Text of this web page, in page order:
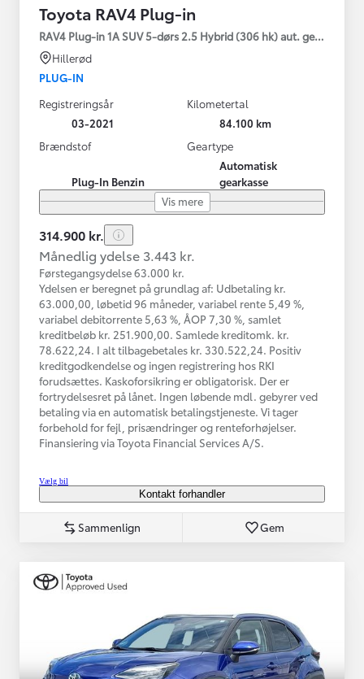
Toyota RAV4 Plug-in
RAV4 Plug-in 1A SUV 5-dørs 2.5 Hybrid (306 hk) aut. gear
Hillerød
PLUG-IN
Registreringsår
03-2021
Kilometertal
84.100 km
Brændstof
Plug-In Benzin
Geartype
Automatisk
gearkasse
Vis mere
314.900 kr.
Månedlig ydelse 3.443 kr.
Førstegangsydelse 63.000 kr.
Ydelsen er beregnet på grundlag af: Udbetaling kr.
63.000,00, løbetid 96 måneder, variabel rente 5,49 %,
variabel debitorrente 5,63 %, ÅOP 7,30 %, samlet
kreditbeløb kr. 251.900,00. Samlede kreditomk. kr.
78.622,24. I alt tilbagebetales kr. 330.522,24. Positiv
kreditgodkendelse og ingen registrering hos RKI
forudsættes. Kaskoforsikring er obligatorisk. Der er
fortrydelsesret på lånet. Ingen løbende mdl. gebyrer ved
betaling via en automatisk betalingstjeneste. Vi tager
forbehold for fejl, prisændringer og renteforhøjelser.
Finansiering via Toyota Financial Services A/S.
Vælg bil
Kontakt forhandler
Sammenlign Gem